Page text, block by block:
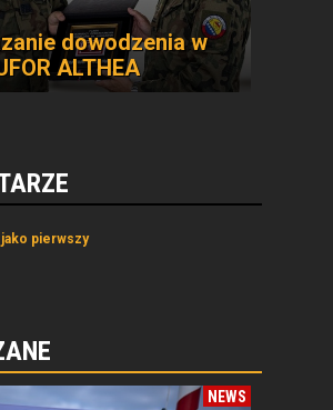
dowodzenia w
ALTHEA
pierwszy
NEWS